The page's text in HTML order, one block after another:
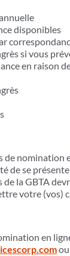
disponibles
si vous
en raison
de
de se
la GBTA
votre
en